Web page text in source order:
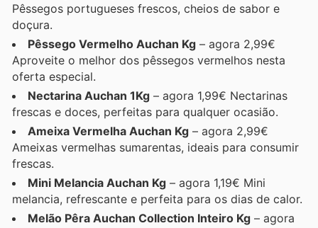
Pêssegos portugueses frescos, cheios de sabor e
doçura.
Pêssego Vermelho Auchan Kg – agora 2,99€
Aproveite o melhor dos pêssegos vermelhos nesta
oferta especial.
Nectarina Auchan 1Kg – agora 1,99€ Nectarinas
frescas e doces, perfeitas para qualquer ocasião.
Ameixa Vermelha Auchan Kg – agora 2,99€
Ameixas vermelhas sumarentas, ideais para consumir
frescas.
Mini Melancia Auchan Kg – agora 1,19€ Mini
melancia, refrescante e perfeita para os dias de calor.
Melão Pêra Auchan Collection Inteiro Kg – agora